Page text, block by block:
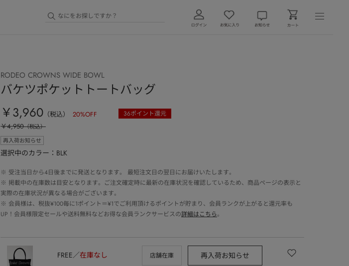
RODEO CROWNS WIDE BOWL
バケツポケットトートバッグ
￥3,960 （税込） 20%OFF 36ポイント還元
￥4,950（税込）
再入荷お知らせ
選択中のカラー：BLK
※ 受注当日から4日後までに発送となります。 最短注文日の翌日にお届けいたします。
※ 掲載中の在庫数は目安となります。ご注文確定時に最新の在庫状況を確認しているため、商品ページの表示と
実際の在庫状況が異なる場合がございます。
※ 会員様は、税抜¥100毎に1ポイント＝¥1でご利用頂けるポイントが貯まり、会員ランクが上がると還元率も
UP！会員様限定セールや送料無料などお得な会員ランクサービスの詳細はこちら。
FREE 在庫なし 店舗在庫 再入荷お知らせ